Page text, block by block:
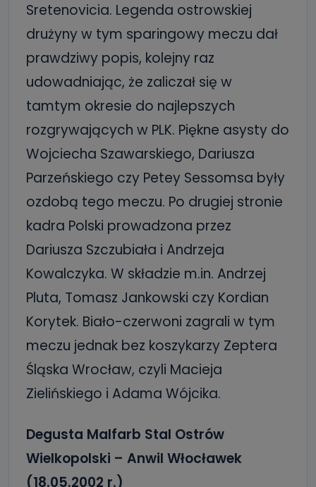
Sretenovicia. Legenda ostrowskiej
drużyny w tym sparingowy meczu dał
prawdziwy popis, kolejny raz
udowadniając, że zaliczał się w
tamtym okresie do najlepszych
rozgrywających w PLK. Piękne asysty do
Wojciecha Szawarskiego, Dariusza
Parzeńskiego czy Petey Sessomsa były
ozdobą tego meczu. Po drugiej stronie
kadra Polski prowadzona przez
Dariusza Szczubiała i Andrzeja
Kowalczyka. W składzie m.in. Andrzej
Pluta, Tomasz Jankowski czy Kordian
Korytek. Biało-czerwoni zagrali w tym
meczu jednak bez koszykarzy Zeptera
Śląska Wrocław, czyli Macieja
Zielińskiego i Adama Wójcika.
Degusta Malfarb Stal Ostrów
Wielkopolski – Anwil Włocławek
(18.05.2002 r.)